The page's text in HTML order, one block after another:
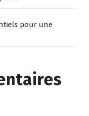
pour une